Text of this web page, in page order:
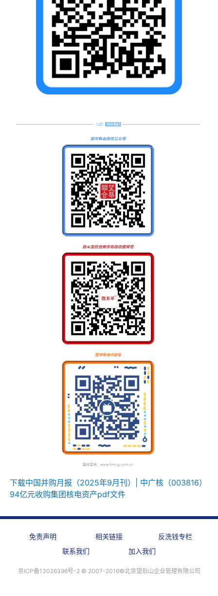
下载中国并购月报（2025年9月刊）| 中广核（003816）
94亿元收购集团核电资产pdf文件
免责声明 相关链接
反洗钱专栏
联系我们
加入我们
京ICP备13026396号-2 ©️ 2007-2016©北京望后山企业管理有限公司